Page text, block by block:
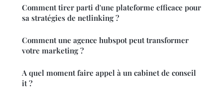
Comment tirer parti d'une plateforme efficace pour
sa stratégies de netlinking ?
Comment une agence hubspot peut transformer
votre marketing ?
A quel moment faire appel à un cabinet de conseil
it ?